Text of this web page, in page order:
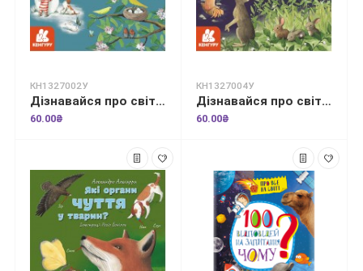
КН1327002У
Дізнавайся про світ разом із нами! Як змінюється погода у різні пори року?
60.00₴
КН1327004У
Дізнавайся про світ разом із нами! Як тварини облаштовують свої домівки?
60.00₴